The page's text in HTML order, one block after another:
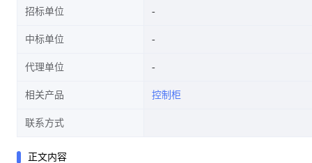
招标单位
中标单位
代理单位
相关产品 控制柜
联系方式
正文内容